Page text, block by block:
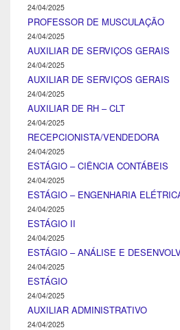
24/04/2025
PROFESSOR DE MUSCULAÇÃO
24/04/2025
AUXILIAR DE SERVIÇOS GERAIS
24/04/2025
AUXILIAR DE SERVIÇOS GERAIS
24/04/2025
AUXILIAR DE RH – CLT
24/04/2025
RECEPCIONISTA/VENDEDORA
24/04/2025
ESTÁGIO – CIÊNCIA CONTÁBEIS
24/04/2025
ESTÁGIO – ENGENHARIA
24/04/2025
ESTÁGIO II
24/04/2025
ESTÁGIO – ANÁLISE E
24/04/2025
ESTÁGIO
24/04/2025
AUXILIAR ADMINISTRATIVO
24/04/2025